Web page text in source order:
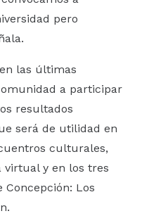
pero
las últimas
a participar
resultados
será de utilidad en
culturales,
virtual y en los tres
Los